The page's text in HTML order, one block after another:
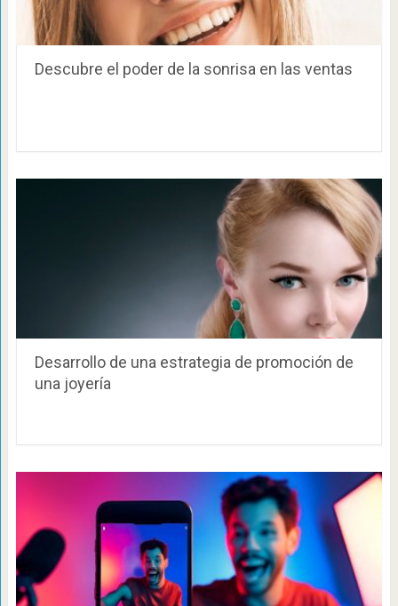
Descubre el poder de la sonrisa en las ventas
Desarrollo de una estrategia de promoción de
una joyería